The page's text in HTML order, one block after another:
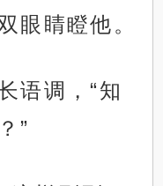
眼睛瞪他。
语调，“知
”